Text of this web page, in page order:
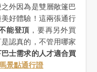
外因為是雙層敞篷巴
好體驗！這兩張通行
能登頂 ，要再另外買
認真的，不管用哪家
士需求的人才適合買
景點通行證